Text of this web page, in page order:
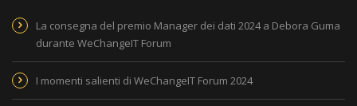
La consegna del premio Manager dei dati 2024 a Debora Guma
durante WeChangeIT Forum
I momenti salienti di WeChangeIT Forum 2024